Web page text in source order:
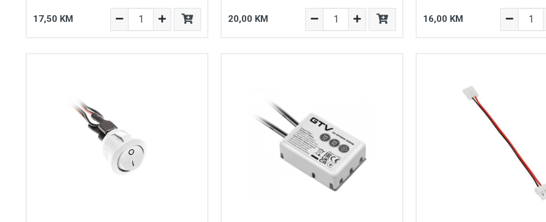
17,50 KM 20,00 KM 16,00 KM